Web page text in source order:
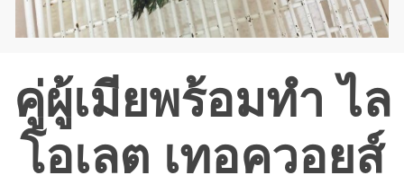
คู่ผู้เมียพร้อมทำ ไล
โอเลต เทอควอยส์